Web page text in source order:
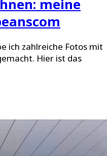
meine
ich zahlreiche Fotos mit
Hier ist das